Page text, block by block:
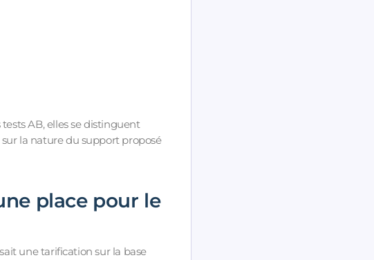
AB, elles se distinguent
la nature du support proposé
place pour le
une tarification sur la base